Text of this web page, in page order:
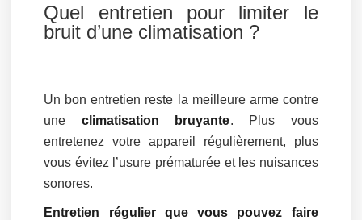
Quel entretien pour limiter le
bruit d’une climatisation ?
Un bon entretien reste la meilleure arme contre
une climatisation bruyante. Plus vous
entretenez votre appareil régulièrement, plus
vous évitez l’usure prématurée et les nuisances
sonores.
Entretien régulier que vous pouvez faire